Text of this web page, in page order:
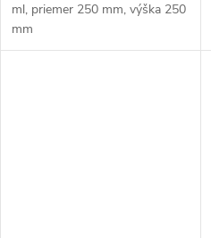
ml, priemer 250 mm, výška 250
mm